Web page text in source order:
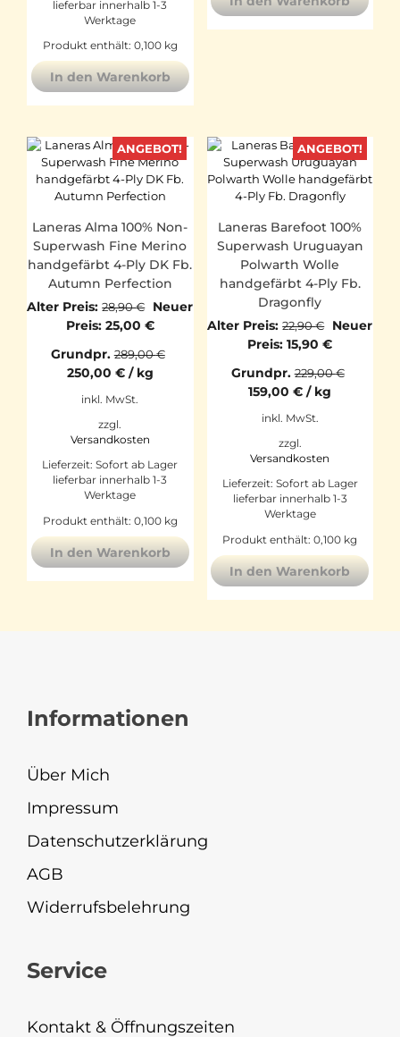
lieferbar innerhalb 1-3
Werktage
Produkt enthält: 0,100 kg
In den Warenkorb
ANGEBOT!
Laneras Alma 100% Non-
Superwash Fine Merino
handgefärbt 4-Ply DK Fb.
Autumn Perfection
Alter Preis: 28,90€
Ursprünglicher
Preis
28,90 €
Neuer
Preis: 25,00 €Aktueller
ist:
Grundpr.289,00€
250,00 €/ kg
inkl. MwSt.
zzgl.
Versandkosten
Lieferzeit:Sofort ab Lager
lieferbar innerhalb 1-3
Werktage
Produkt enthält: 0,100 kg
In den Warenkorb
ANGEBOT!
Laneras Barefoot 100%
Superwash Uruguayan
Polwarth Wolle
handgefärbt 4-Ply Fb.
Dragonfly
Alter Preis: 22,90€
Preis
22,90 €
Neuer
Preis: 15,90€Aktueller
ist:
Grundpr.229,00€
159,00€ / kg
inkl. MwSt.
zzgl.
Versandkosten
Lieferzeit: Sofort ab Lager
lieferbar innerhalb 1-3
Werktage
Produkt enthält: 0,100 kg
In den Warenkorb
Informationen
Über Mich
Impressum
Datenschutzerklärung
AGB
Widerrufsbelehrung
Service
Kontakt & Öffnungszeiten